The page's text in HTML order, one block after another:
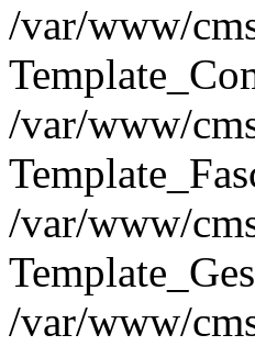
/var/www/
/var/www/
/var/www/
/var/www/